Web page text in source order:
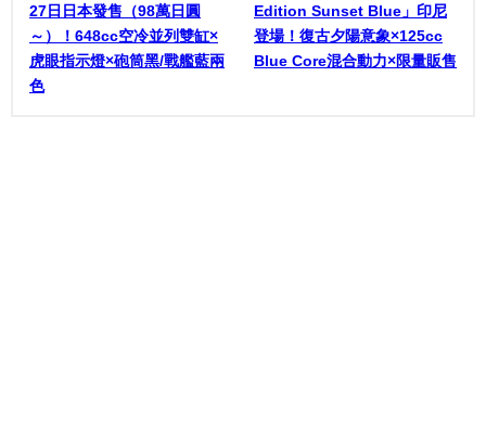
27日日本發售（98萬日圓
～）！648cc空冷並列雙缸×
虎眼指示燈×砲筒黑/戰艦藍兩
色
Edition Sunset Blue」印尼
登場！復古夕陽意象×125cc
Blue Core混合動力×限量販售